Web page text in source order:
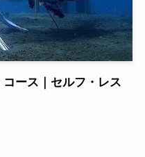
ース｜セルフ・レス